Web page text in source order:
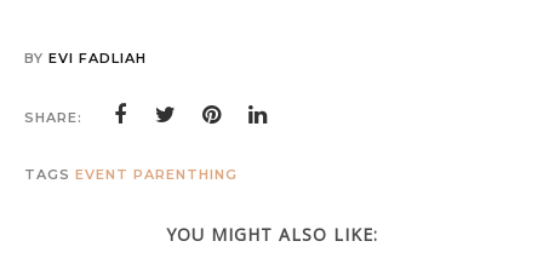
BY EVI FADLIAH
SHARE:
TAGS EVENT PARENTHING
YOU MIGHT ALSO LIKE: